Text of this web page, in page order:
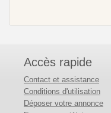
Accès rapide
Contact et assistance
Conditions d'utilisation
Déposer votre annonce